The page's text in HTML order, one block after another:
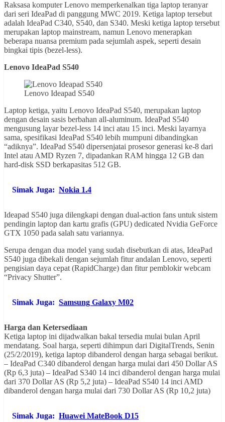
Raksasa komputer Lenovo memperkenalkan tiga laptop teranyar
dari seri IdeaPad di panggung MWC 2019. Ketiga laptop tersebut
adalah IdeaPad C340, S540, dan S340. Meski ketiga laptop tersebut
merupakan laptop mainstream, namun Lenovo menerapkan
beberapa nuansa premium pada sejumlah aspek, seperti desain
bingkai tipis (bezel-less).
Lenovo IdeaPad S540
Lenovo Ideapad S540
Laptop ketiga, yaitu Lenovo IdeaPad S540, merupakan laptop
dengan desain sasis berbahan all-aluminum. IdeaPad S540
mengusung layar bezel-less 14 inci atau 15 inci. Meski layarnya
sama, spesifikasi IdeaPad S540 lebih mumpuni dibandingkan
“adiknya”. IdeaPad S540 dipersenjatai prosesor generasi ke-8 dari
Intel atau AMD Ryzen 7, dipadankan RAM hingga 12 GB dan
hard-disk SSD berkapasitas 512 GB.
Simak Juga: Nokia 1.4
Ideapad S540 juga dilengkapi dengan dual-action fans untuk sistem
pendingin laptop dan kartu grafis (GPU) dedicated Nvidia GeForce
GTX 1050 pada salah satu variannya.
Serupa dengan dua model yang sudah disebutkan di atas, IdeaPad
S540 juga dibekali dengan sejumlah fitur andalan Lenovo, seperti
pengisian daya cepat (RapidCharge) dan fitur pemblokir webcam
“Privacy Shutter”.
Simak Juga: Samsung Galaxy M02
Harga dan Ketersediaan
Ketiga laptop ini dijadwalkan bakal tersedia mulai bulan April
mendatang. Soal harga, seperti dihimpun dari DigitalTrends, Senin
(25/2/2019), ketiga laptop dibanderol dengan harga sebagai berikut.
– IdeaPad C340 dibanderol dengan harga mulai dari 450 Dollar AS
(Rp 6,3 juta) – IdeaPad S340 14 inci dibanderol dengan harga mulai
dari 370 Dollar AS (Rp 5,2 juta) – IdeaPad S540 14 inci AMD
dibanderol dengan harga mulai dari 730 Dollar AS (Rp 10,2 juta)
Simak Juga: Huawei MateBook D15